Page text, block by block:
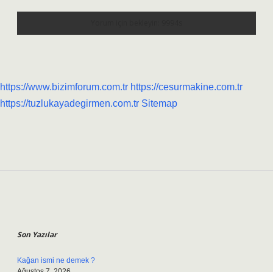
https://www.bizimforum.com.tr https://cesurmakine.com.tr
https://tuzlukayadegirmen.com.tr Sitemap
Son Yazılar
Kağan ismi ne demek ?